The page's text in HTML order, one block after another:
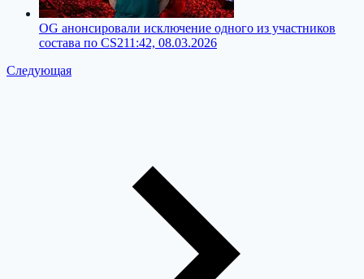
OG анонсировали исключение одного из участников
состава по CS211:42, 08.03.2026
Следующая